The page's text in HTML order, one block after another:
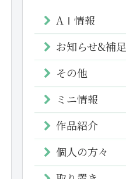
AⅠ情報
お知らせ&補足
その他
ミニ情報
作品紹介
個人の方々